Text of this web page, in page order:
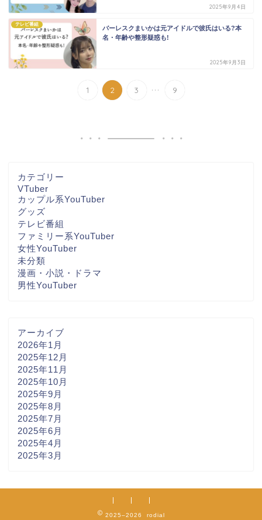
2025年9月4日
テレビ番組
バーレスクまいかは元アイドルで彼氏はいる?本
名・年齢や整形疑惑も!
2025年9月3日
1 2 3 ... 9
カテゴリー
VTuber
カップル系YouTuber
グッズ
テレビ番組
ファミリー系YouTuber
女性YouTuber
未分類
漫画・小説・ドラマ
男性YouTuber
アーカイブ
2026年1月
2025年12月
2025年11月
2025年10月
2025年9月
2025年8月
2025年7月
2025年6月
2025年4月
2025年3月
2025–2026 rodial